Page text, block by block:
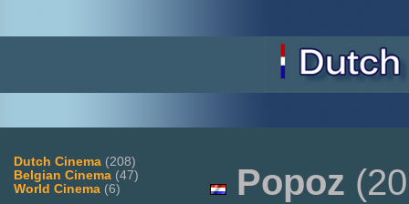
Dutch Cinema (208)
Belgian Cinema (47)
World Cinema (6) Popoz